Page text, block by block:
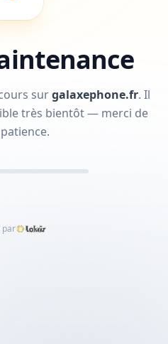
surgalaxephone.fr. Il
très bientôt — merci de
par